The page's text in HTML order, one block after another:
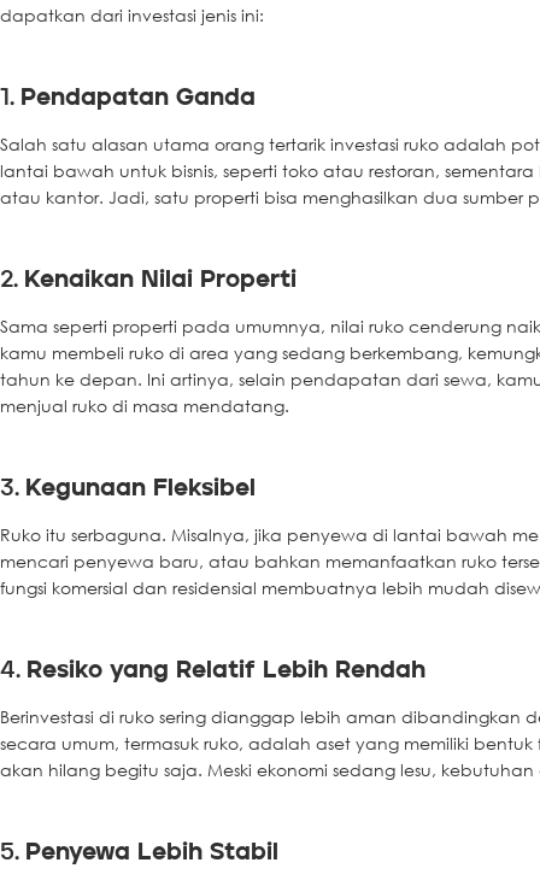
dapatkan dari investasi jenis ini:
1. Pendapatan Ganda
Salah satu alasan utama orang tertarik investasi ruko adalah
lantai bawah untuk bisnis, seperti toko atau restoran,
atau kantor. Jadi, satu properti bisa menghasilkan dua sumber
2. Kenaikan Nilai Properti
Sama seperti properti pada umumnya, nilai ruko cenderung
kamu membeli ruko di area yang sedang berkembang,
tahun ke depan. Ini artinya, selain pendapatan dari sewa,
menjual ruko di masa mendatang.
3. Kegunaan Fleksibel
Ruko itu serbaguna. Misalnya, jika penyewa di lantai bawah
mencari penyewa baru, atau bahkan memanfaatkan ruko
fungsi komersial dan residensial membuatnya lebih mudah
4. Resiko yang Relatif Lebih Rendah
Berinvestasi di ruko sering dianggap lebih aman dibandingkan
secara umum, termasuk ruko, adalah aset yang memiliki
akan hilang begitu saja. Meski ekonomi sedang lesu,
5. Penyewa Lebih Stabil